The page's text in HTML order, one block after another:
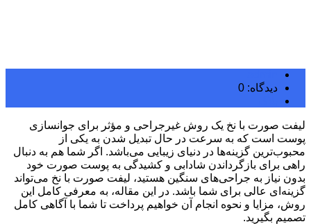
دیدگاه: 0
لیفت صورت با نخ یک روش غیرجراحی و مؤثر برای جوانسازی
پوست است که به سرعت در حال تبدیل شدن به یکی از
محبوب‌ترین گزینه‌ها در دنیای زیبایی می‌باشد. اگر شما هم به دنبال
راهی برای بازگرداندن شادابی و کشیدگی به پوست صورت خود
بدون نیاز به جراحی‌های سنگین هستید، لیفت صورت با نخ می‌تواند
گزینه‌ای عالی برای شما باشد. در این مقاله، به معرفی کامل این
روش، مزایا و نحوه انجام آن خواهیم پرداخت تا شما با آگاهی کامل
تصمیم بگیرید.